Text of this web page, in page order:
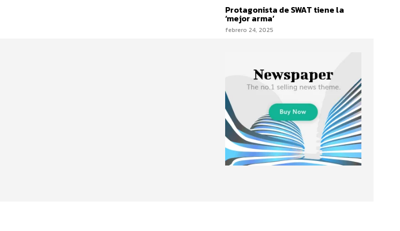
Protagonista de SWAT tiene la
‘mejor arma’
febrero 24, 2025